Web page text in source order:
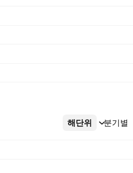
해단위 분기별
더보기